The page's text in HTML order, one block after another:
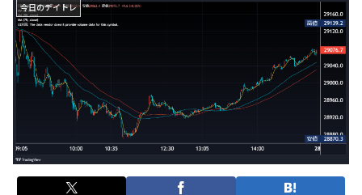
今日のデイトレ